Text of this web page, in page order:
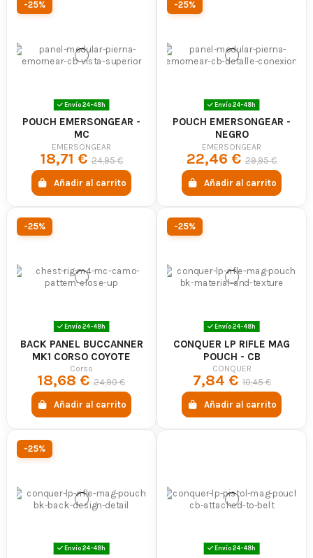
-25%
Envío 24-48h
POUCH EMERSONGEAR -
MC
EMERSONGEAR
18,71 € 24,95 €
Añadir al carrito
-25%
Envío 24-48h
POUCH EMERSONGEAR -
NEGRO
EMERSONGEAR
22,46 € 29,95 €
Añadir al carrito
-25%
Envío 24-48h
BACK PANEL BUCCANNER
MK1 CORSO COYOTE
Corso
18,68 € 24,90 €
Añadir al carrito
-25%
Envío 24-48h
CONQUER LP RIFLE MAG
POUCH - CB
CONQUER
7,84 € 10,45 €
Añadir al carrito
-25%
Envío 24-48h Envío 24-48h